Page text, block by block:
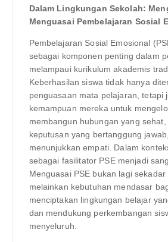
Dalam Lingkungan Sekolah:
Menguasai Pembelajaran Sosial
Pembelajaran Sosial Emosional
sebagai komponen penting dalam
melampaui kurikulum akademis
Keberhasilan siswa tidak hanya
penguasaan mata pelajaran, tetapi
kemampuan mereka untuk
membangun hubungan yang
keputusan yang bertanggung
menunjukkan empati. Dalam
sebagai fasilitator PSE menjadi
Menguasai PSE bukan lagi sekadar
melainkan kebutuhan mendasar
menciptakan lingkungan belajar
dan mendukung perkembangan
menyeluruh.